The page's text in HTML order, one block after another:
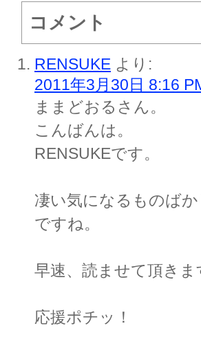
コメント
RENSUKE より:
2011年3月30日 8:16
ままどおるさん。
こんばんは。
RENSUKEです。
凄い気になるものばか
ですね。
早速、読ませて頂きま
応援ポチッ！